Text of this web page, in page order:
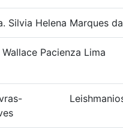
Silvia Helena Marques
Wallace Pacienza Lima